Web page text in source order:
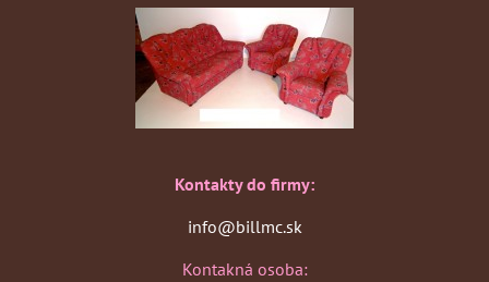
Kontakty do firmy:
info@billmc.sk
Kontakná osoba: